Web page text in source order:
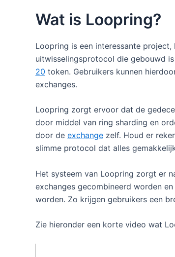
Wat is Loopring?
Loopring is een interessante
uitwisselingsprotocol die gebouwd
20 token. Gebruikers kunnen
exchanges.
Loopring zorgt ervoor dat de
door middel van ring sharding en
door de exchange zelf. Houd er
slimme protocol dat alles
Het systeem van Loopring zorgt er
exchanges gecombineerd worden
worden. Zo krijgen gebruikers een
Zie hieronder een korte video wat